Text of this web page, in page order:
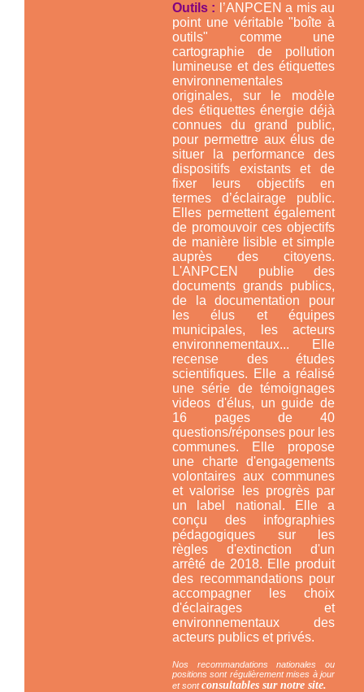
Outils :
l’ANPCEN a mis au
point une véritable "boîte à
outils" comme une
cartographie de pollution
lumineuse et des étiquettes
environnementales
originales, sur le modèle
des étiquettes énergie déjà
connues du grand public,
pour permettre aux élus de
situer la performance des
dispositifs existants et de
fixer leurs objectifs en
termes d’éclairage public.
Elles permettent également
de promouvoir ces objectifs
de manière lisible et simple
auprès des citoyens.
L'ANPCEN publie des
documents grands publics,
de la documentation pour
les élus et équipes
municipales, les acteurs
environnementaux... Elle
recense des études
scientifiques. Elle a réalisé
une série de témoignages
videos d'élus, un guide de
16 pages de 40
questions/réponses pour les
communes. Elle propose
une charte d'engagements
volontaires aux communes
et valorise les progrès par
un label national. Elle a
conçu des infographies
pédagogiques sur les
règles d'extinction d'un
arrêté de 2018. Elle produit
des recommandations pour
accompagner les choix
d'éclairages et
environnementaux des
acteurs publics et privés.
Nos recommandations nationales ou
positions sont régulièrement mises à jour
et sontconsultables sur notre site.